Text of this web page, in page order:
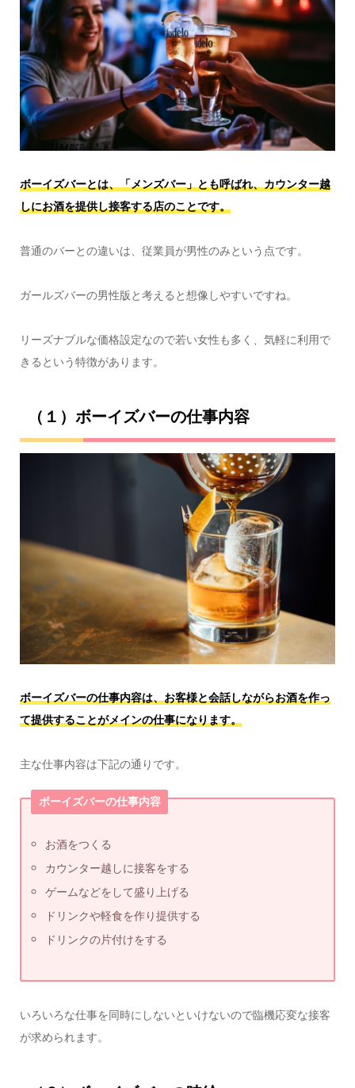
ボーイズバーとは、「メンズバー」とも呼ばれ、カウンター越
しにお酒を提供し接客する店のことです。
普通のバーとの違いは、従業員が男性のみという点です。
ガールズバーの男性版と考えると想像しやすいですね。
リーズナブルな価格設定なので若い女性も多く、気軽に利用で
きるという特徴があります。
（１）ボーイズバーの仕事内容
ボーイズバーの仕事内容は、お客様と会話しながらお酒を作っ
て提供することがメインの仕事になります。
主な仕事内容は下記の通りです。
ボーイズバーの仕事内容
お酒をつくる
カウンター越しに接客をする
ゲームなどをして盛り上げる
ドリンクや軽食を作り提供する
ドリンクの片付けをする
いろいろな仕事を同時にしないといけないので臨機応変な接客
が求められます。